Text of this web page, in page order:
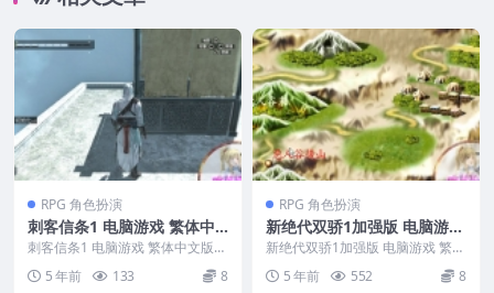
RPG 角色扮演
刺客信条1 电脑游戏 繁体中
文版 支援win10 win7
刺客信条1 电脑游戏 繁体中文版
支援win10 win7 游戏编号：131
游...5 年前 133 8
RPG 角色扮演
新绝代双骄1加强版 电脑游戏
繁体中文版 支援win10 win7
新绝代双骄1加强版 电脑游戏 繁体
号：1...
5 年前 552 8